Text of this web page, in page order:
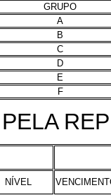
GRUPO
A
B
C
D
E
F
NÍVEL